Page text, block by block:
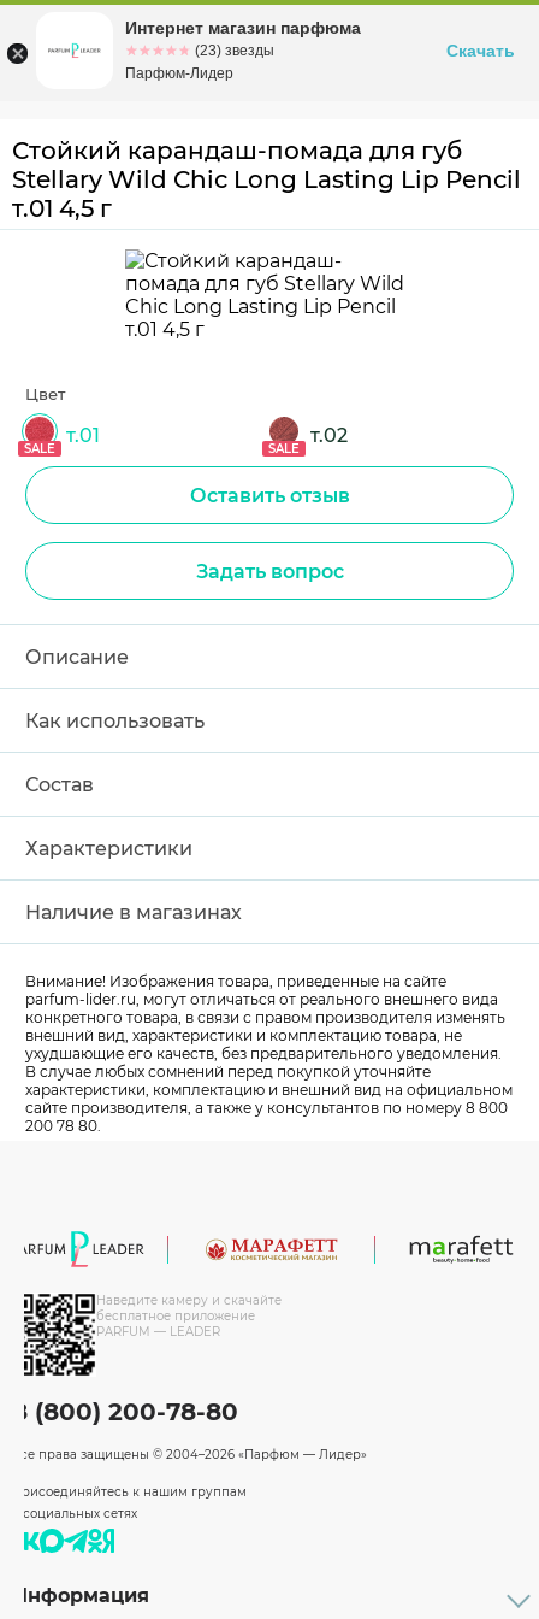
Омскул. Заозерная, 11, к. 1
Стойкий карандаш-помада для губ
Stellary Wild Chic Long Lasting Lip Pencil
т.01 4,5 г
Цвет
SALE
т.01
SALE
т.02
Оставить отзыв
Задать вопрос
Описание
Как использовать
Состав
Характеристики
Наличие в магазинах
Внимание! Изображения товара, приведенные на сайте
parfum-lider.ru, могут отличаться от реального внешнего вида
конкретного товара, в связи с правом производителя изменять
внешний вид, характеристики и комплектацию товара, не
ухудшающие его качеств, без предварительного уведомления.
В случае любых сомнений перед покупкой уточняйте
характеристики, комплектацию и внешний вид на официальном
сайте производителя, а также у консультантов по номеру 8 800
200 78 80.
Наведите камеру и скачайте
бесплатное приложение
PARFUM — LEADER
8 (800) 200-78-80
Все права защищены © 2004–2026 «Парфюм — Лидер»
Присоединяйтесь к нашим группам
в социальных сетях
Информация
Интернет магазин парфюма
☆☆☆☆☆
★★★★★ (23) звезды
Парфюм-Лидер
Скачать